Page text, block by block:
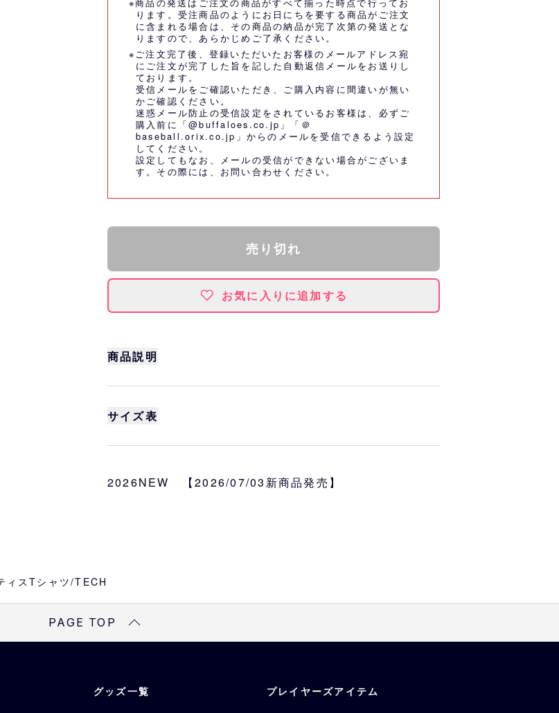
ります。受注商品のようにお日にちを要する商品がご注文
に含まれる場合は、その商品の納品が完了次第の発送とな
りますので、あらかじめご了承ください。
※ご注文完了後、登録いただいたお客様のメールアドレス宛
にご注文が完了した旨を記した自動返信メールをお送りし
ております。
受信メールをご確認いただき、ご購入内容に間違いが無い
かご確認ください。
迷惑メール防止の受信設定をされているお客様は、必ずご
購入前に「@buffaloes.co.jp」「＠
baseball.orix.co.jp」からのメールを受信できるよう設定
してください。
設定してもなお、メールの受信ができない場合がございま
す。その際には、 お問い合わせください。
売り切れ
お気に入りに追加する
商品説明
サマーシーズン、ファームを中心にチームで着用するプラ
優れた吸汗速乾性とストレッチ性を備えたアンダーアーマ
UA ORIX TECH SS 【PRACTICE】
本体：ポリエステル100%
サイズ表
S 68.6 49.5 43.8 20.3
2XL 78.5 59.5 49 23
2026NEW 【2026/07/03新商品発売】
スTシャツ/TECH
PAGE TOP
グッズ一覧 プレイヤーズアイテム